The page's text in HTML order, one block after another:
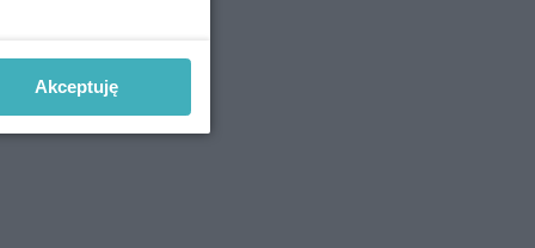
Akceptuję